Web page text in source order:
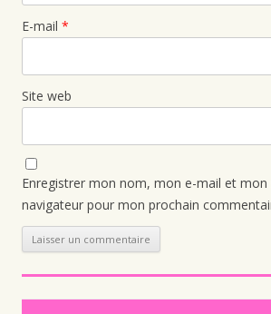
E-mail *
Site web
Enregistrer mon nom, mon e-mail et mon
navigateur pour mon prochain